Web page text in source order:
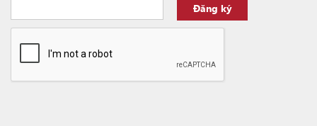
Đăng ký